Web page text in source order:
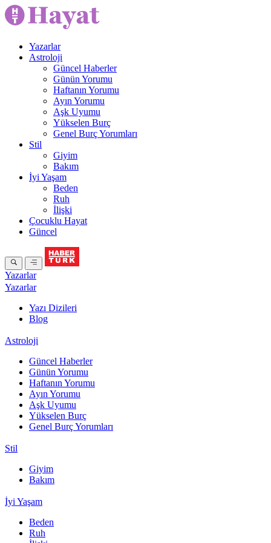
Yazarlar
Astroloji
Güncel Haberler
Günün Yorumu
Haftanın Yorumu
Ayın Yorumu
Aşk Uyumu
Yükselen Burç
Genel Burç Yorumları
Stil
Giyim
Bakım
İyi Yaşam
Beden
Ruh
İlişki
Çocuklu Hayat
Güncel
Yazarlar
Yazarlar
Yazı Dizileri
Blog
Astroloji
Güncel Haberler
Günün Yorumu
Haftanın Yorumu
Ayın Yorumu
Aşk Uyumu
Yükselen Burç
Genel Burç Yorumları
Stil
Giyim
Bakım
İyi Yaşam
Beden
Ruh